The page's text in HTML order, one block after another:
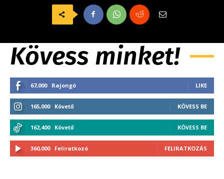
Kövess minket!
67,000 Rajongó LIKE
165,000 Követő KÖVESS BE
162,400 Követő KÖVESS BE
360,000 Feliratkozó FELIRATKOZÁS